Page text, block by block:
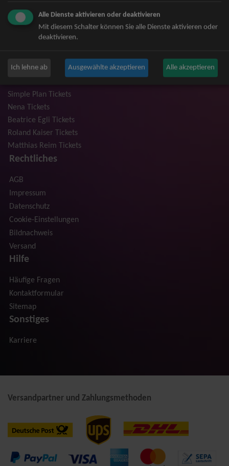
Niedeckens BAP Tickets
Judas Priest Tickets
Trailerpark & Friends Tickets
Simple Plan Tickets
Nena Tickets
Beatrice Egli Tickets
Roland Kaiser Tickets
Matthias Reim Tickets
Rechtliches
AGB
Impressum
Datenschutz
Cookie-Einstellungen
Bildnachweis
Versand
Hilfe
Häufige Fragen
Kontaktformular
Sitemap
Sonstiges
Karriere
Versandpartner und Zahlungsmethoden
Alle Dienste aktivieren oder deaktivieren
Mit diesem Schalter können Sie alle Dienste aktivieren oder
deaktivieren.
Ich lehne ab Ausgewählte akzeptieren Alle akzeptieren